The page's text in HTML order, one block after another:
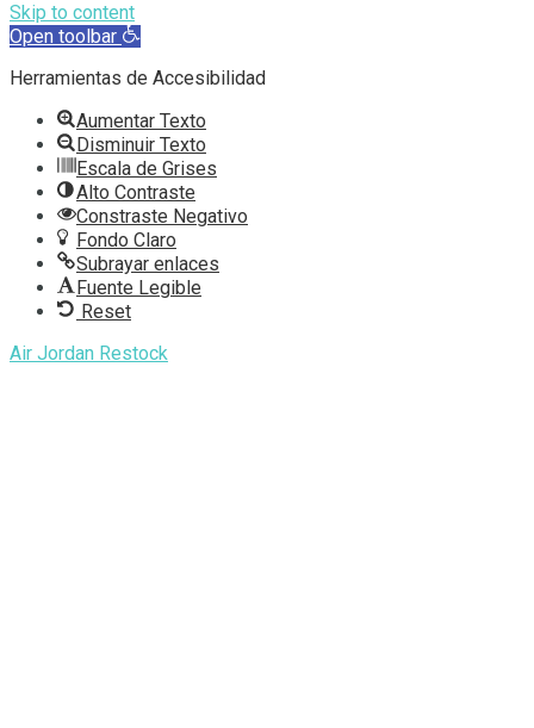
Skip to content
Open toolbar
Herramientas de Accesibilidad
Aumentar Texto
Disminuir Texto
Escala de Grises
Alto Contraste
Constraste Negativo
Fondo Claro
Subrayar enlaces
Fuente Legible
Reset
Air Jordan Restock